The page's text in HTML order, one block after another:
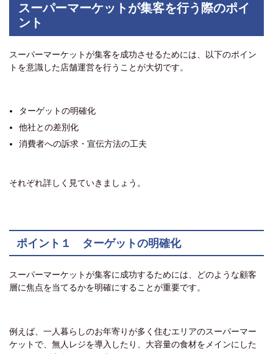
スーパーマーケットが集客を行う際のポイ
ント
スーパーマーケットが集客を成功させるためには、以下のポイン
トを意識した店舗運営を行うことが大切です。
ターゲットの明確化
他社との差別化
消費者への訴求・宣伝方法の工夫
それぞれ詳しく見ていきましょう。
ポイント１ ターゲットの明確化
スーパーマーケットが集客に成功するためには、どのような顧客
層に焦点を当てるかを明確にすることが重要です。
例えば、一人暮らしのお年寄りが多く住むエリアのスーパーマー
ケットで、無人レジを導入したり、大容量の食材をメインにした